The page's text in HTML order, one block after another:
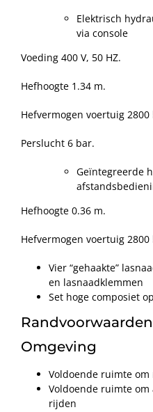
Elektrisch
via console
Voeding 400 V, 50 HZ.
Hefhoogte 1.34 m.
Hefvermogen voertuig 2800
Perslucht 6 bar.
Geïntegreerde
Hefhoogte 0.36 m.
Hefvermogen voertuig 2800
Vier “gehaakte”
en lasnaadklemmen
Set hoge composiet
Randvoorwaarden
Omgeving
Voldoende ruimte
Voldoende ruimte
rijden